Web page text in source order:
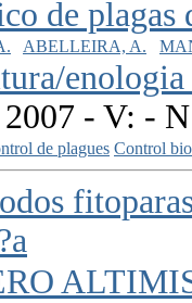
de plagas
ABELLEIRA, A.
- V: -
de plagues Control